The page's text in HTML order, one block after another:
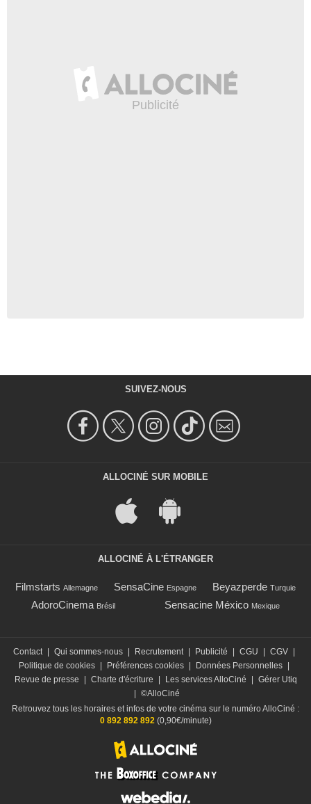
SUIVEZ-NOUS
ALLOCINÉ SUR MOBILE
ALLOCINÉ À L'ÉTRANGER
Filmstarts Allemagne SensaCine Espagne Beyazperde Turquie
AdoroCinema Brésil Sensacine México Mexique
Contact Qui sommes-nous Recrutement Publicité CGU CGV
Politique de cookies
Préférences cookies Données Personnelles
Revue de presse
Charte d'écriture Les services AlloCiné
Gérer Utiq
©AlloCiné
Retrouvez tous les horaires et infos de votre cinéma sur le numéro AlloCiné :
0 892 892 892(0,90€/minute)